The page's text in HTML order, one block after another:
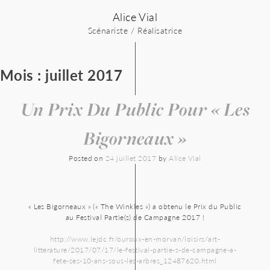
Alice Vial
Scénariste / Réalisatrice
Mois : juillet 2017
Un Prix Du Public Pour « Les
Bigorneaux »
Posted on 24 juillet 2017 byAlice Vial
« Les Bigorneaux » (« The Winkles ») a obtenu le Prix du Public
au Festival Partie(s) de Campagne 2017 !
http://www.lejdc.fr/ouroux-en-morvan/loisirs/art-
litterature/2017/07/17/le-festival-partie-s-de-campagne-a-
fete-ses-10-ans-sous-les-arbres_12487620.html